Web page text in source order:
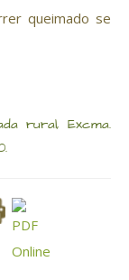
queimado se
rural, Excma.